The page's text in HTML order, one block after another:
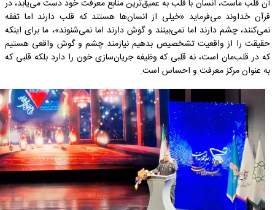
آن قلب ماست، انسان با قلب به عمیق‌ترین منابع معرفت خود دست می‌یابد، در
قرآن خداوند می‌فرماید «خیلی از انسان‌ها هستند که قلب دارند اما تفقه
نمی‌کنند، چشم دارند اما نمی‌بینند و گوش دارند اما نمی‌شنوند»، ما برای اینکه
حقیقت را از واقعیت تشخصیص بدهیم ‌نیازمند چشم و گوش واقعی هستیم
که در قلب‌مان‌ است‌، نه قلبی که وظیفه جریان‌سازی خون‌ را دارد بلکه قلبی که
به عنوان مرکز معرفت و احساس است.